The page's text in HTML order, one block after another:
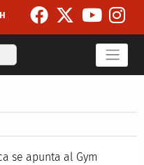
Search
a la navegación
se apunta al Gym